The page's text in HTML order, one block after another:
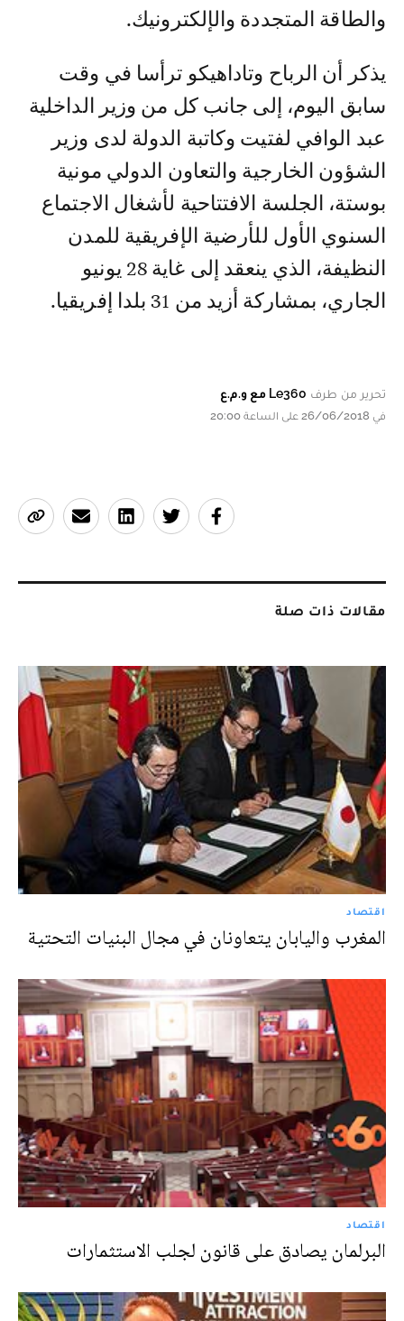
والطاقة المتجددة والإلكترونيك.
يذكر أن الرباح وتاداهيكو ترأسا في وقت
سابق اليوم، إلى جانب كل من وزير الداخلية
عبد الوافي لفتيت وكاتبة الدولة لدى وزير
الشؤون الخارجية والتعاون الدولي مونية
بوستة، الجلسة الافتتاحية لأشغال الاجتماع
السنوي الأول للأرضية الإفريقية للمدن
النظيفة، الذي ينعقد إلى غاية 28 يونيو
الجاري، بمشاركة أزيد من 31 بلدا إفريقيا.
تحرير من طرف Le360 مع و.م.ع
في 26/06/2018 على الساعة 20:00
مقالات ذات صلة
اقتصاد
المغرب واليابان يتعاونان في مجال البنيات التحتية
اقتصاد
البرلمان يصادق على قانون لجلب الاستثمارات